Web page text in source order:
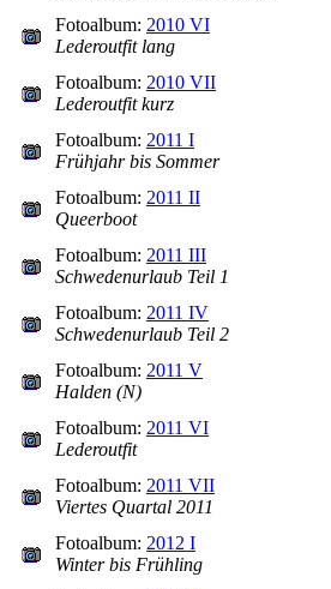
Fotoalbum: 2010 VI
Lederoutfit lang
Fotoalbum: 2010 VII
Lederoutfit kurz
Fotoalbum: 2011 I
Frühjahr bis Sommer
Fotoalbum: 2011 II
Queerboot
Fotoalbum: 2011 III
Schwedenurlaub Teil 1
Fotoalbum: 2011 IV
Schwedenurlaub Teil 2
Fotoalbum: 2011 V
Halden (N)
Fotoalbum: 2011 VI
Lederoutfit
Fotoalbum: 2011 VII
Viertes Quartal 2011
Fotoalbum: 2012 I
Winter bis Frühling